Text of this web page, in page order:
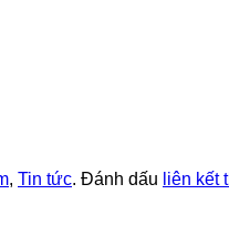
, Tin tức. Đánh dấu liên kết